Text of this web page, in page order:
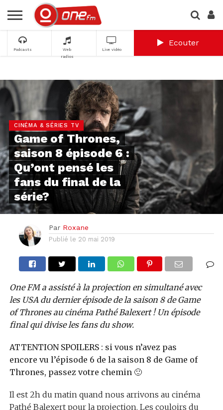
Podcasts
Web
radios
Live vidéo
Ecouter
CINÉMA & SÉRIES TV
Game of Thrones,
saison 8 épisode 6 :
Qu’ont pensé les
fans du final de la
série?
Par Roxane
Publié le 20 mai 2019
One FM a assisté à la projection en simultané avec
les USA du dernier épisode de la saison 8 de Game
of Thrones au cinéma Pathé Balexert ! Un épisode
final qui divise les fans du show.
ATTENTION SPOILERS : si vous n’avez pas
encore vu l’épisode 6 de la saison 8 de Game of
Thrones, passez votre chemin 🙂
Il est 2h du matin quand nous arrivons au cinéma
Pathé Balexert pour la projection. Les couloirs du